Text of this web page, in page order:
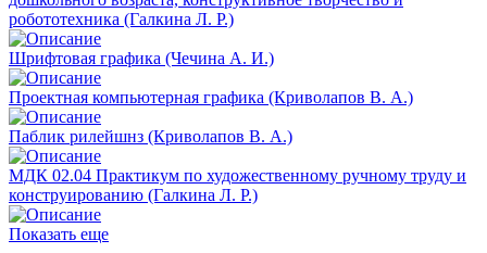
робототехника (Галкина Л. Р.)
Шрифтовая графика (Чечина А. И.)
Проектная компьютерная графика (Криволапов В. А.)
Паблик рилейшнз (Криволапов В. А.)
МДК 02.04 Практикум по художественному ручному труду и
конструированию (Галкина Л. Р.)
Показать еще